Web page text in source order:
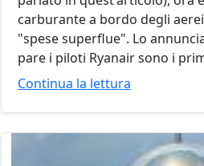
carburante a bordo degli
"spese superflue". Lo
pare i piloti Ryanair sono i
Continua la lettura